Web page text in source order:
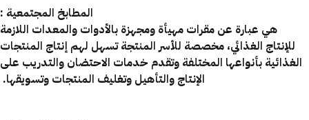
المطابخ المجتمعية :
هي عبارة عن مقرات مهيأة ومجهزة بالأدوات والمعدات اللازمة
للإنتاج الغذائي، مخصصة للأسر المنتجة تسهل لهم إنتاج المنتجات
الغذائية بأنواعها المختلفة وتقدم خدمات الاحتضان والتدريب على
الإنتاج والتأهيل وتغليف المنتجات وتسويقها.